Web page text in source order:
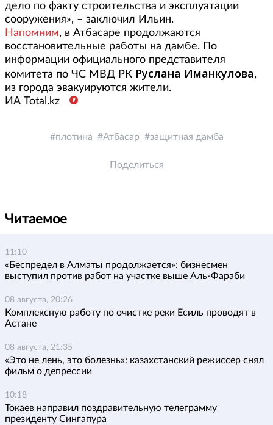
дело по факту строительства и эксплуатации
сооружения», – заключил Ильин.
Напомним, в Атбасаре продолжаются
восстановительные работы на дамбе. По
информации официального представителя
комитета по ЧС МВД РК Руслана Иманкулова,
из города эвакуируются жители.
ИА Total.kz
плотина Атбасар защитная дамба
Поделиться
Читаемое
11:10
«Беспредел в Алматы продолжается»: бизнесмен
выступил против работ на участке выше Аль-Фараби
08 августа, 20:26
Комплексную работу по очистке реки Есиль проводят в
Астане
08 августа, 21:35
«Это не лень, это болезнь»: казахстанский режиссер снял
фильм о депрессии
10:18
Токаев направил поздравительную телеграмму
президенту Сингапура